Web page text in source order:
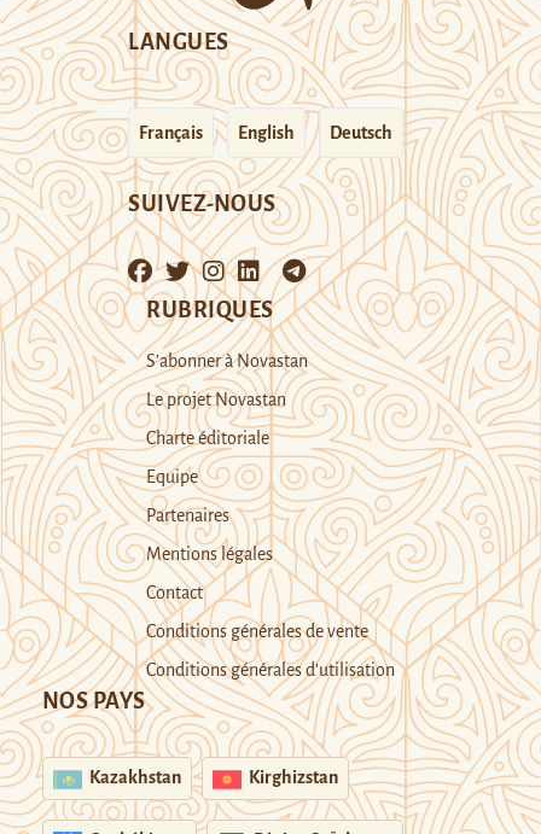
LANGUES
Français English Deutsch
SUIVEZ-NOUS
RUBRIQUES
S’abonner à Novastan
Le projet Novastan
Charte éditoriale
Equipe
Partenaires
Mentions légales
Contact
Conditions générales de vente
Conditions générales d’utilisation
NOS PAYS
Kazakhstan Kirghizstan